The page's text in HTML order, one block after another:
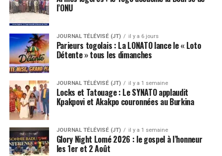
l’ONU
JOURNAL TÉLÉVISÉ (JT) il y a 6 jours
Parieurs togolais : La LONATO lance le « Loto
Détente » tous les dimanches
JOURNAL TÉLÉVISÉ (JT) il y a 1 semaine
Locks et Tatouage : Le SYNATO applaudit
Kpakpovi et Akakpo couronnées au Burkina
JOURNAL TÉLÉVISÉ (JT) il y a 1 semaine
Glory Night Lomé 2026 : le gospel à l’honneur
les 1er et 2 Août